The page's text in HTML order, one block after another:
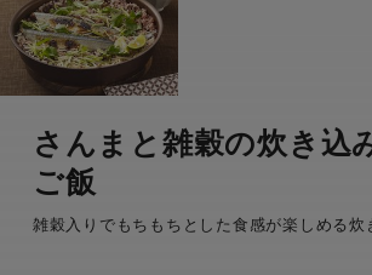
さんまと雑穀の炊き込
ご飯
雑穀入りでもちもちとした食感が楽しめる炊